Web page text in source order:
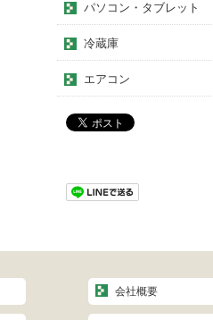
パソコン・タブレット
冷蔵庫
エアコン
会社概要